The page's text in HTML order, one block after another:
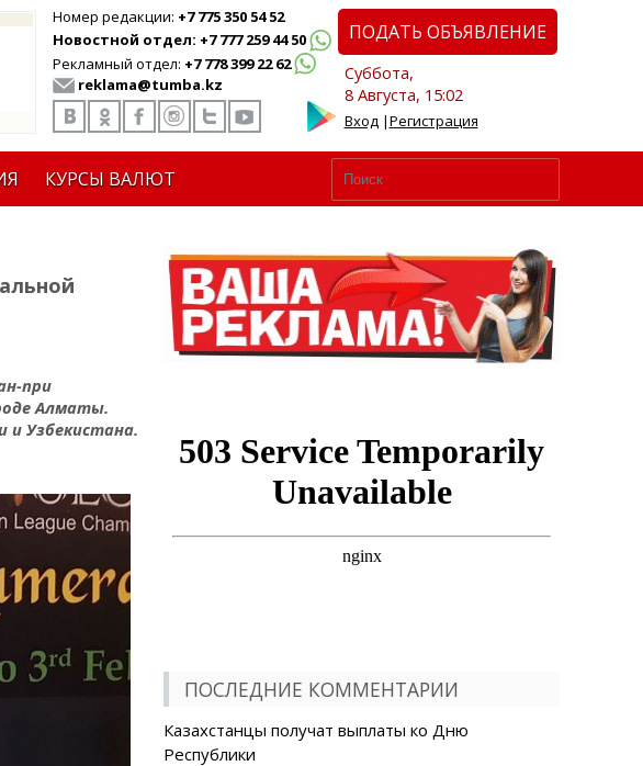
Номер редакции: +7 775 350 54 52
Новостной отдел: +7 777 259 44 50
Рекламный отдел: +7 778 399 22 62
reklama@tumba.kz
ПОДАТЬ ОБЪЯВЛЕНИЕ
Суббота,
8 Августа, 15:02
Вход|Регистрация
КУРСЫ ВАЛЮТ
при
Алматы.
и Узбекистана.
ПОСЛЕДНИЕ КОММЕНТАРИИ
Казахстанцы получат выплаты ко Дню
Республики